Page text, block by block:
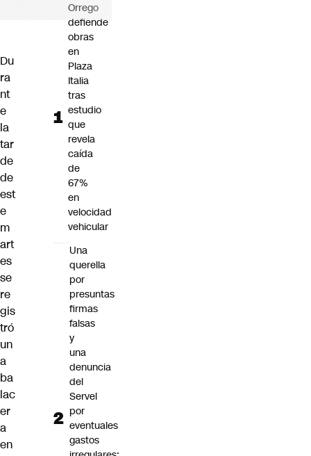
Du
ra
nt
e
la
tar
de
de
est
e
m
art
es
se
re
gis
tró
un
a
ba
lac
er
a
en
Orrego
defiende
obras
en
Plaza
Italia
tras
estudio
que
revela
caída
de
67%
en
velocidad
vehicular
Una
querella
por
presuntas
firmas
falsas
y
una
denuncia
del
Servel
por
eventuales
gastos